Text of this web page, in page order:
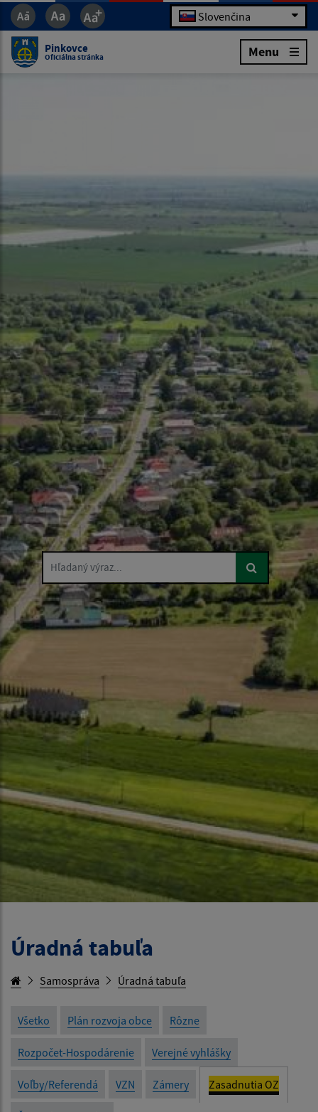
Slovenčina
Pinkovce
Oficiálna stránka Menu
Hľadaný výraz...
Úradná tabuľa
Samospráva Úradná tabuľa
Všetko Plán rozvoja obce Rôzne
Rozpočet-Hospodárenie Verejné vyhlášky
Voľby/Referendá VZN Zámery Zasadnutia OZ